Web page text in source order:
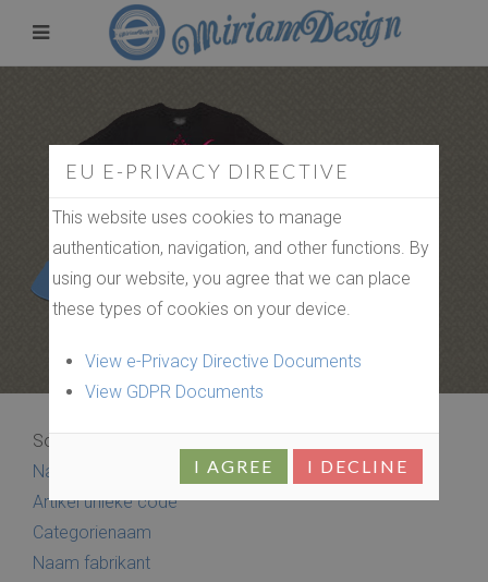
Sorteren op
Naam artikel Aflopende volgorde
Artikel unieke code
Categorienaam
Naam fabrikant
EU E-PRIVACY DIRECTIVE
This website uses cookies to manage
authentication, navigation, and other functions. By
using our website, you agree that we can place
these types of cookies on your device.
View e-Privacy Directive Documents
View GDPR Documents
I AGREE I DECLINE